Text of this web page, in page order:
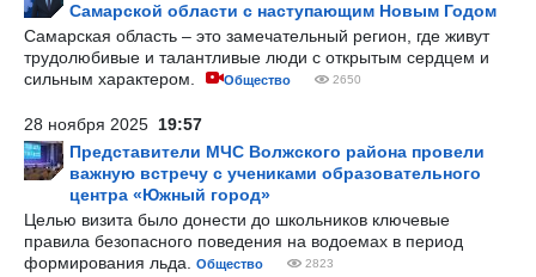
Самарской области с наступающим Новым Годом
Самарская область – это замечательный регион, где живут
трудолюбивые и талантливые люди с открытым сердцем и
сильным характером.
Общество 2650
28 ноября 2025 19:57
Представители МЧС Волжского района провели
важную встречу с учениками образовательного
центра «Южный город»
Целью визита было донести до школьников ключевые
правила безопасного поведения на водоемах в период
формирования льда.
Общество 2823